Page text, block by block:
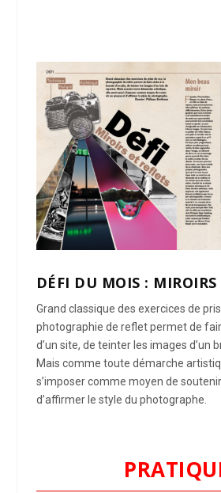
DÉFI DU MOIS : MIROIRS
Grand classique des exercices de
photographie de reflet permet de
d’un site, de teinter les images d’un
Mais comme toute démarche
s’imposer comme moyen de
d’affirmer le style du photographe.